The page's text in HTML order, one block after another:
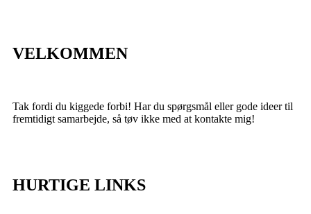
VELKOMMEN
Tak fordi du kiggede forbi! Har du spørgsmål eller gode ideer til
fremtidigt samarbejde, så tøv ikke med at kontakte mig!
HURTIGE LINKS